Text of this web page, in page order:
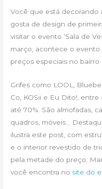
Você que está decorando
gosta de design de
visitar o evento ‘Sala de
março, acontece o
preços especiais no bairro
Grifes como LOOL,
Co, KOSii e Eu Dito!,
até 70%. São almofadas,
quadros, móveis…
ilustra este post, com
e o interior revestido de
pela metade do preço.
você encontra no site do